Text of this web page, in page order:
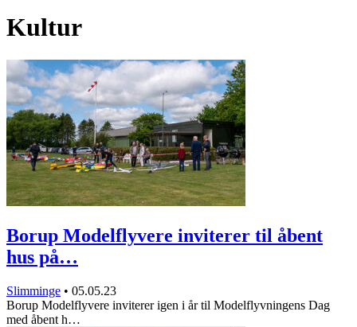
Kultur
Borup Modelflyvere inviterer til åbent
hus på…
Slimminge • 05.05.23
Borup Modelflyvere inviterer igen i år til Modelflyvningens Dag
med åbent h…